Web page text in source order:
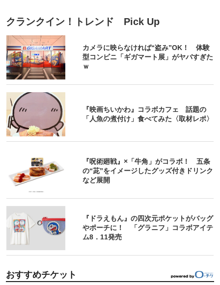
クランクイン！トレンド Pick Up
カメラに映らなければ“盗み”OK！ 体験
型コンビニ「ギガマート展」がヤバすぎた
ｗ
『映画ちいかわ』コラボカフェ 話題の
「人魚の煮付け」食べてみた〈取材レポ〉
『呪術廻戦』×「牛角」がコラボ！ 五条
の“茈”をイメージしたグッズ付きドリンク
など展開
『ドラえもん』の四次元ポケットがバッグ
やポーチに！ 「グラニフ」コラボアイテ
ム8．11発売
おすすめチケット